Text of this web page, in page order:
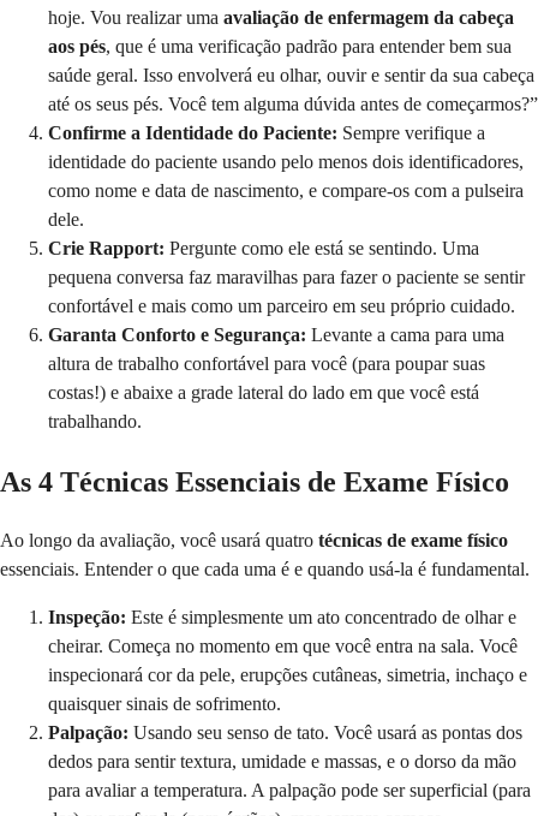
hoje. Vou realizar uma avaliação de enfermagem da cabeça
aos pés, que é uma verificação padrão para entender bem sua
saúde geral. Isso envolverá eu olhar, ouvir e sentir da sua cabeça
até os seus pés. Você tem alguma dúvida antes de começarmos?”
Confirme a Identidade do Paciente: Sempre verifique a
identidade do paciente usando pelo menos dois identificadores,
como nome e data de nascimento, e compare-os com a pulseira
dele.
Crie Rapport: Pergunte como ele está se sentindo. Uma
pequena conversa faz maravilhas para fazer o paciente se sentir
confortável e mais como um parceiro em seu próprio cuidado.
Garanta Conforto e Segurança: Levante a cama para uma
altura de trabalho confortável para você (para poupar suas
costas!) e abaixe a grade lateral do lado em que você está
trabalhando.
As 4 Técnicas Essenciais de Exame Físico
Ao longo da avaliação, você usará quatro técnicas de exame físico
essenciais. Entender o que cada uma é e quando usá-la é fundamental.
Inspeção: Este é simplesmente um ato concentrado de olhar e
cheirar. Começa no momento em que você entra na sala. Você
inspecionará cor da pele, erupções cutâneas, simetria, inchaço e
quaisquer sinais de sofrimento.
Palpação: Usando seu senso de tato. Você usará as pontas dos
dedos para sentir textura, umidade e massas, e o dorso da mão
para avaliar a temperatura. A palpação pode ser superficial (para